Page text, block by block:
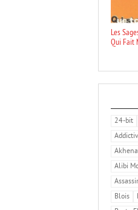
Les
Qui Fait
24-bit
Alibi
Blois